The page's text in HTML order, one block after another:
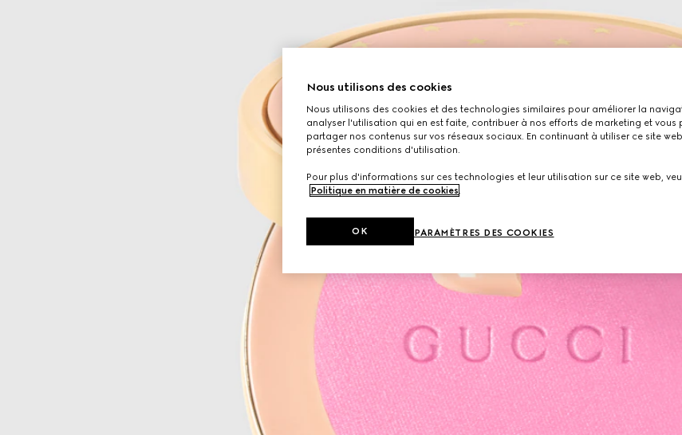
Nous utilisons des cookies
Nous utilisons des cookies et des technologies similaires pour améliorer la
analyser l'utilisation qui en est faite, contribuer à nos efforts de marketing et vous
partager nos contenus sur vos réseaux sociaux. En continuant à utiliser ce site
présentes conditions d'utilisation.
Pour plus d'informations sur ces technologies et leur utilisation sur ce site web,
Politique en matière de cookies.
PARAMÈTRES DES COOKIES
OK